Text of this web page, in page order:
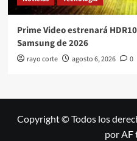
Prime Video estrenará
Samsung de 2026
rayo corte agosto 6, 2026 0
Copyright © Todos los
por AF